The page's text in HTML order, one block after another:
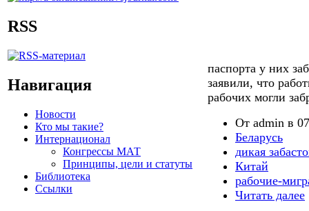
RSS
Навигация
Новости
Кто мы такие?
Интернационал
Конгрессы МАТ
Принципы, цели и статуты
Библиотека
Ссылки
паспорта у них
заявили, что
рабочих могли
От admin в
Беларусь
дикая
Китай
рабочие-
Читать далее